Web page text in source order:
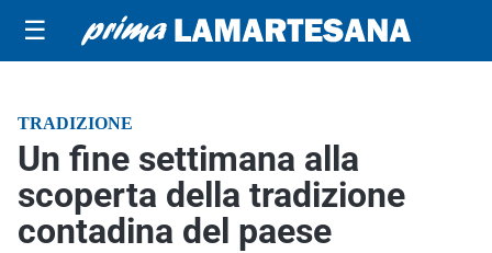
☰
TRADIZIONE
Un fine settimana alla
scoperta della tradizione
contadina del paese